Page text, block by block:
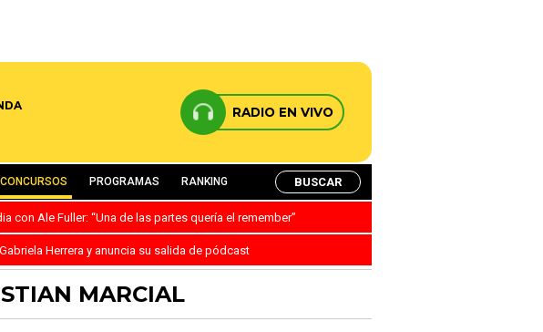
RADIO EN VIVO
CONCURSOS PROGRAMAS RANKING BUSCAR
con Ale Fuller: “Una de las partes quería el remember”
Herrera y anuncia su salida de pódcast
MARCIAL